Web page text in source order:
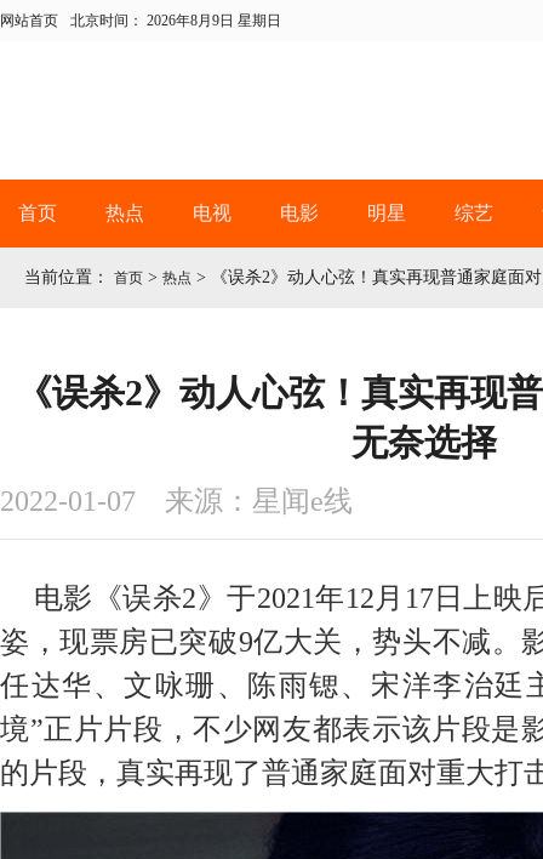
网站首页 北京时间： 2026年8月9日 星期日
首页 热点 电视 电影 明星 综艺
当前位置： 首页 > 热点 > 《误杀2》动人心弦！真实再现普通家庭面
《误杀2》动人心弦！真实再现
无奈选择
2022-01-07 来源：星闻e线
电影《误杀2》于2021年12月17日上
姿，现票房已突破9亿大关，势头不减。
任达华、文咏珊、陈雨锶、宋洋李治廷
境”正片片段，不少网友都表示该片段是
的片段，真实再现了普通家庭面对重大打